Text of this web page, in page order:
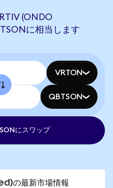
(ONDO
に相当します
VRTON
QBTSON
にスワップ
の最新市場情報